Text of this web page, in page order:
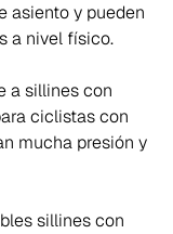
asiento y pueden
a nivel físico.
a sillines con
ciclistas con
mucha presión y
sillines con